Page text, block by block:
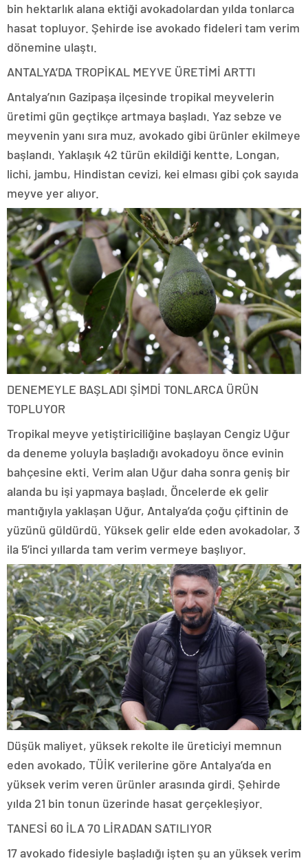
bin hektarlık alana ektiği avokadolardan yılda tonlarca
hasat topluyor. Şehirde ise avokado fideleri tam verim
dönemine ulaştı.
ANTALYA’DA TROPİKAL MEYVE ÜRETİMİ ARTTI
Antalya’nın Gazipaşa ilçesinde tropikal meyvelerin
üretimi gün geçtikçe artmaya başladı. Yaz sebze ve
meyvenin yanı sıra muz, avokado gibi ürünler ekilmeye
başlandı. Yaklaşık 42 türün ekildiği kentte, Longan,
lichi, jambu, Hindistan cevizi, kei elması gibi çok sayıda
meyve yer alıyor.
DENEMEYLE BAŞLADI ŞİMDİ TONLARCA ÜRÜN
TOPLUYOR
Tropikal meyve yetiştiriciliğine başlayan Cengiz Uğur
da deneme yoluyla başladığı avokadoyu önce evinin
bahçesine ekti. Verim alan Uğur daha sonra geniş bir
alanda bu işi yapmaya başladı. Öncelerde ek gelir
mantığıyla yaklaşan Uğur, Antalya’da çoğu çiftinin de
yüzünü güldürdü. Yüksek gelir elde eden avokadolar, 3
ila 5’inci yıllarda tam verim vermeye başlıyor.
Düşük maliyet, yüksek rekolte ile üreticiyi memnun
eden avokado, TÜİK verilerine göre Antalya’da en
yüksek verim veren ürünler arasında girdi. Şehirde
yılda 21 bin tonun üzerinde hasat gerçekleşiyor.
TANESİ 60 İLA 70 LİRADAN SATILIYOR
17 avokado fidesiyle başladığı işten şu an yüksek verim